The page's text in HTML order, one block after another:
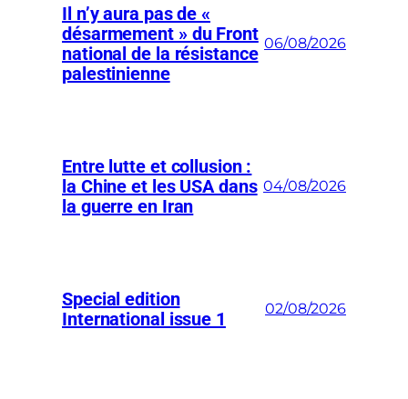
Il n’y aura pas de «
désarmement » du Front
national de la résistance
palestinienne
06/08/2026
Entre lutte et collusion :
la Chine et les USA dans
la guerre en Iran
04/08/2026
Special edition
International issue 1
02/08/2026